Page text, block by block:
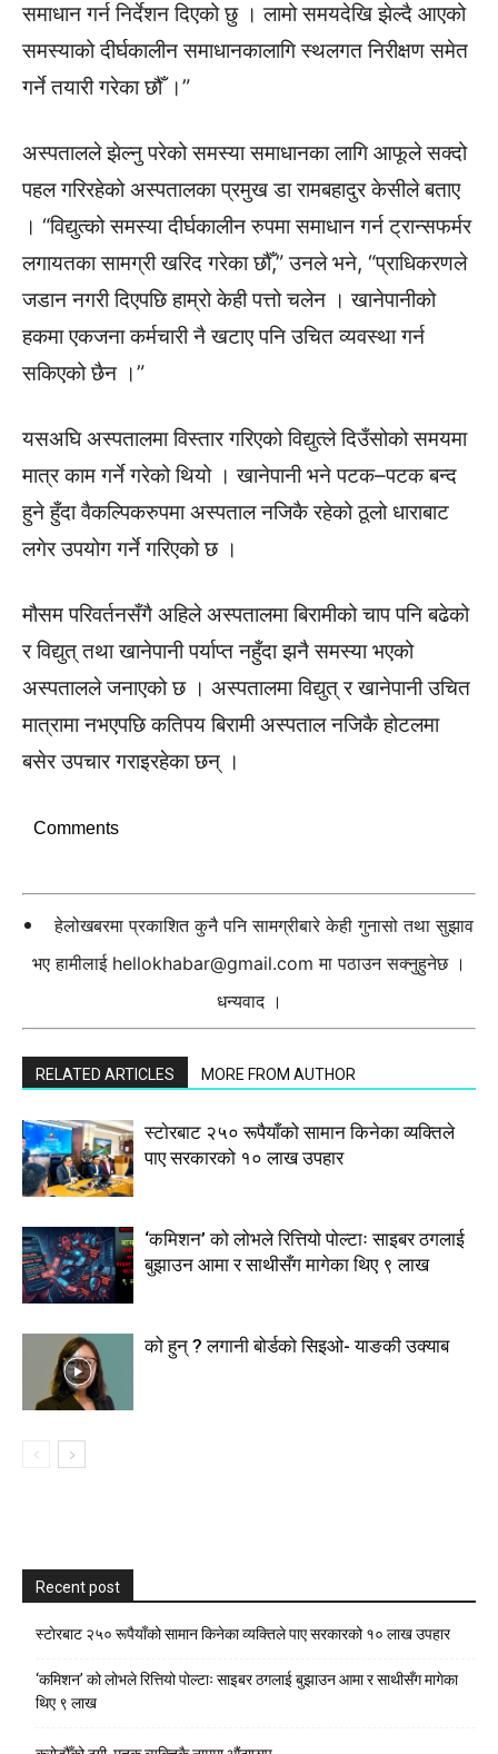
समाधान गर्न निर्देशन दिएको छु । लामो समयदेखि झेल्दै आएको
समस्याको दीर्घकालीन समाधानकालागि स्थलगत निरीक्षण समेत
गर्ने तयारी गरेका छौँ ।”
अस्पतालले झेल्नु परेको समस्या समाधानका लागि आफूले सक्दो
पहल गरिरहेको अस्पतालका प्रमुख डा रामबहादुर केसीले बताए
। “विद्युत्को समस्या दीर्घकालीन रुपमा समाधान गर्न ट्रान्सफर्मर
लगायतका सामग्री खरिद गरेका छौँ,” उनले भने, “प्राधिकरणले
जडान नगरी दिएपछि हाम्रो केही पत्तो चलेन । खानेपानीको
हकमा एकजना कर्मचारी नै खटाए पनि उचित व्यवस्था गर्न
सकिएको छैन ।”
यसअघि अस्पतालमा विस्तार गरिएको विद्युत्ले दिउँसोको समयमा
मात्र काम गर्ने गरेको थियो । खानेपानी भने पटक–पटक बन्द
हुने हुँदा वैकल्पिकरुपमा अस्पताल नजिकै रहेको ठूलो धाराबाट
लगेर उपयोग गर्ने गरिएको छ ।
मौसम परिवर्तनसँगै अहिले अस्पतालमा बिरामीको चाप पनि बढेको
र विद्युत् तथा खानेपानी पर्याप्त नहुँदा झनै समस्या भएको
अस्पतालले जनाएको छ । अस्पतालमा विद्युत् र खानेपानी उचित
मात्रामा नभएपछि कतिपय बिरामी अस्पताल नजिकै होटलमा
बसेर उपचार गराइरहेका छन् ।
Comments
हेलोखबरमा प्रकाशित कुनै पनि सामग्रीबारे केही गुनासो तथा सुझाव
भए हामीलाई hellokhabar@gmail.com मा पठाउन सक्नुहुनेछ ।
धन्यवाद ।
RELATED ARTICLES MORE FROM AUTHOR
स्टाेरबाट २५० रूपैयाँको सामान किनेका व्यक्तिले
पाए सरकारको १० लाख उपहार
‘कमिशन’ को लोभले रित्तियो पोल्टाः साइबर ठगलाई
बुझाउन आमा र साथीसँग मागेका थिए ९ लाख
को हुन् ? लगानी बोर्डको सिइओ- याङकी उक्याब
Recent post
स्टाेरबाट २५० रूपैयाँको सामान किनेका व्यक्तिले पाए सरकारको १० लाख उपहार
‘कमिशन’ को लोभले रित्तियो पोल्टाः साइबर ठगलाई बुझाउन आमा र साथीसँग मागेका
थिए ९ लाख